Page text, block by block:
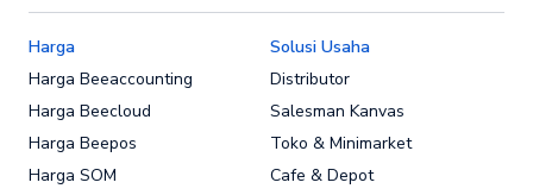
Harga
Harga Beeaccounting
Harga Beecloud
Harga Beepos
Harga SOM
Solusi Usaha
Distributor
Salesman Kanvas
Toko & Minimarket
Cafe & Depot